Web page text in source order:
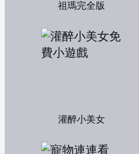
祖瑪完全版
灌醉小美女